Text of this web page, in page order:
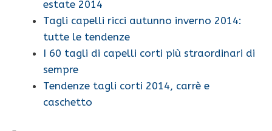
estate 2014
Tagli capelli ricci autunno inverno 2014:
tutte le tendenze
I 60 tagli di capelli corti più straordinari di
sempre
Tendenze tagli corti 2014, carrè e
caschetto